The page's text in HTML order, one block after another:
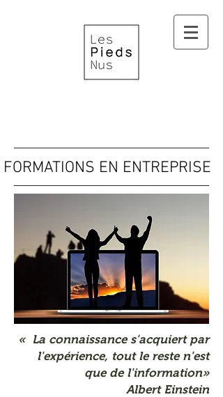
FORMATIONS EN ENTREPRISE
« La connaissance s'acquiert par
l'expérience, tout le reste n'est
que de l'information»
Albert Einstein